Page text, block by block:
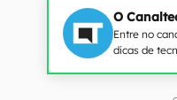
O
Entre no
dicas de